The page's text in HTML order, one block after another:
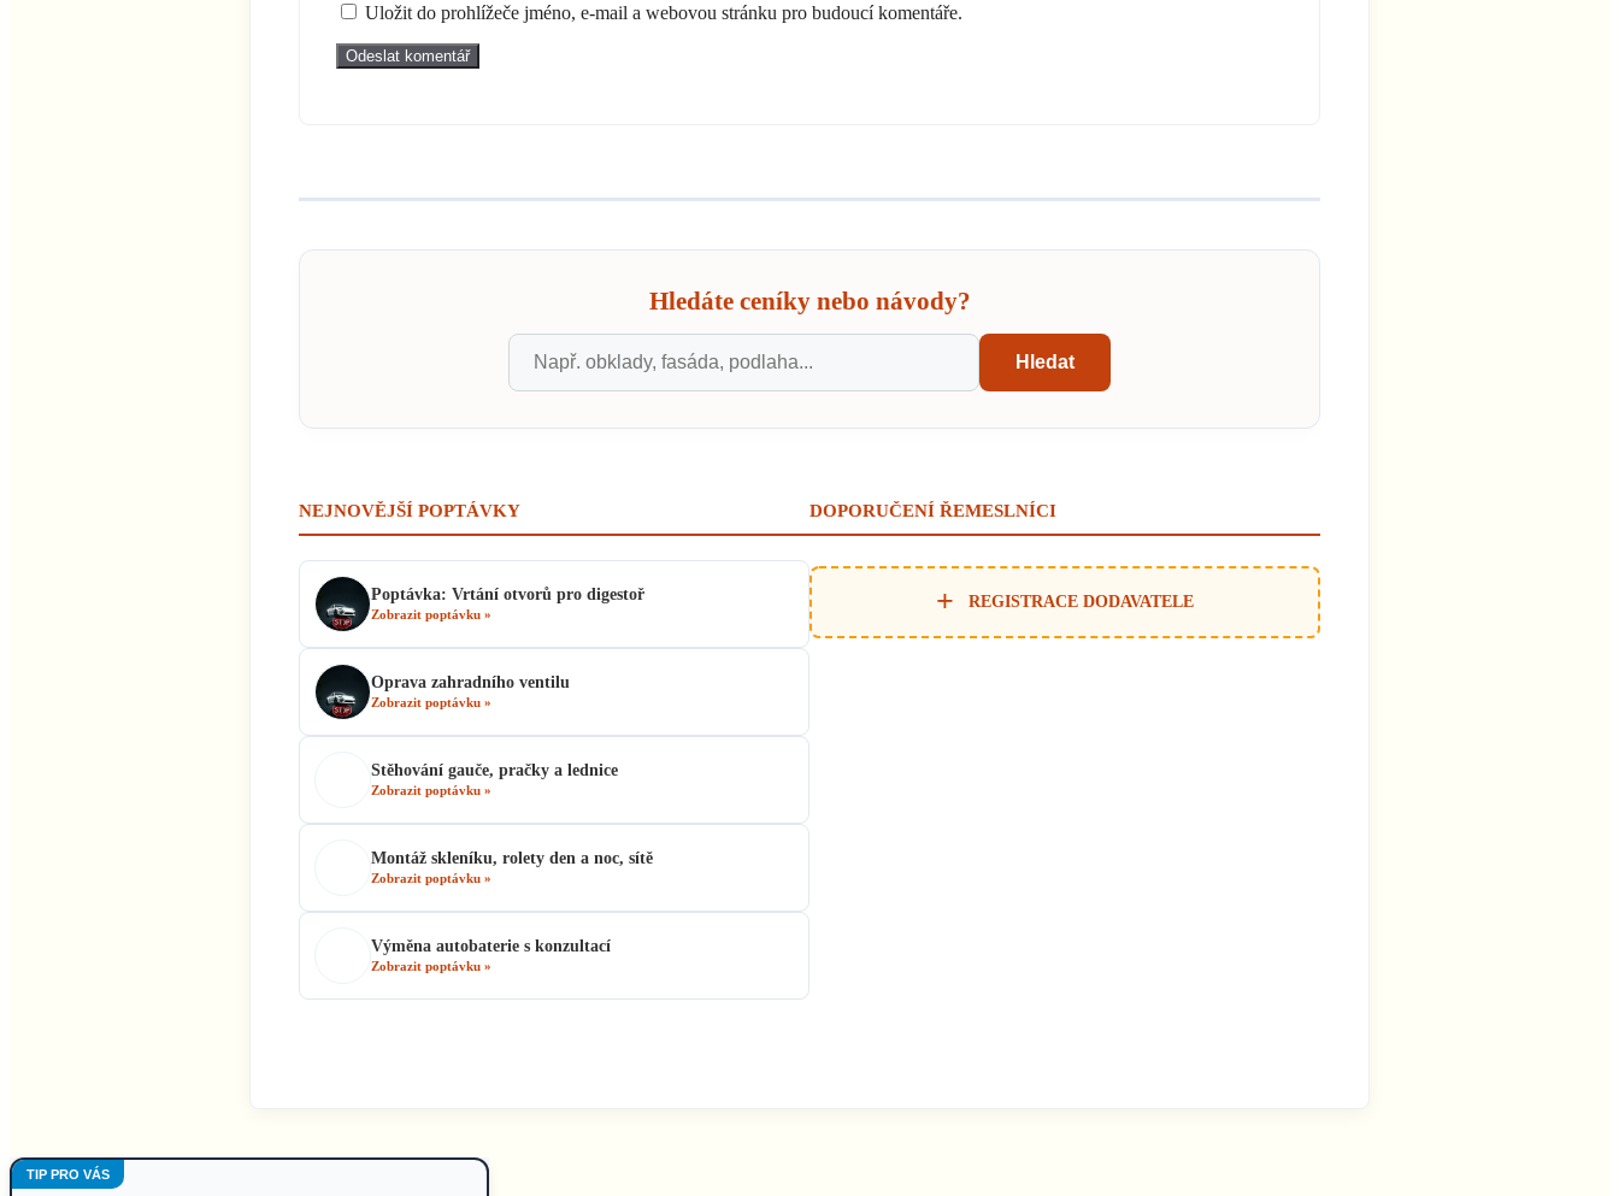
Uložit do prohlížeče jméno, e-mail a webovou stránku pro budoucí komentáře.
Hledáte ceníky nebo návody?
Hledat
NEJNOVĚJŠÍ POPTÁVKY
Poptávka: Vrtání otvorů pro digestoř
Zobrazit poptávku »
Oprava zahradního ventilu
Zobrazit poptávku »
Stěhování gauče, pračky a lednice
Zobrazit poptávku »
Montáž skleníku, rolety den a noc, sítě
Zobrazit poptávku »
Výměna autobaterie s konzultací
Zobrazit poptávku »
DOPORUČENÍ ŘEMESLNÍCI
+ REGISTRACE DODAVATELE
TIP PRO VÁS